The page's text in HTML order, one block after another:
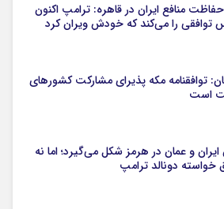
منافع ایران در قاهره: ترامپ اکنون
توافقی را می‌کند که خودش ویران کرد
توافقنامه مکه پذیرای مشارکت کشورهای
است
ایران و عمان در هرمز شکل می‌گیرد؛ اما نه
خواسته دونالد ترامپ